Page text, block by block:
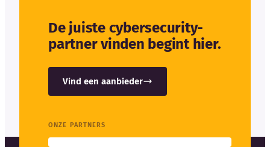
De juiste cybersecurity-
partner vinden begint hier.
Vind een aanbieder
ONZE PARTNERS